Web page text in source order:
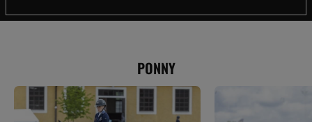
PONNY